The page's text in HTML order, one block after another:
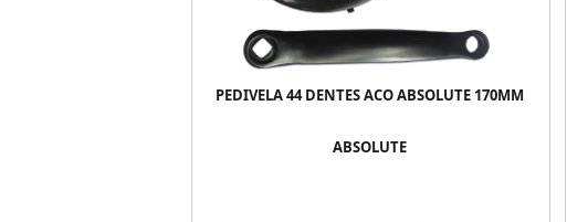
PEDIVELA 44 DENTES ACO ABSOLUTE 170MM
ABSOLUTE